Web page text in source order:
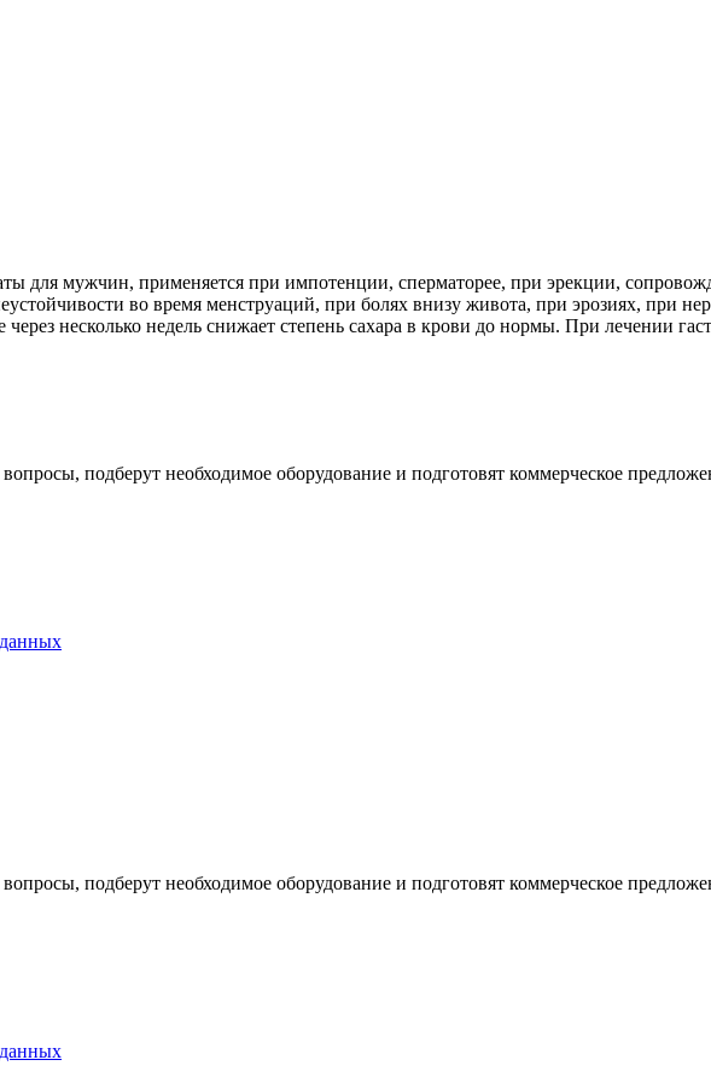
для мужчин, применяется при импотенции, сперматорее, при эрекции,
во время менструаций, при болях внизу живота, при эрозиях, при
несколько недель снижает степень сахара в крови до нормы. При лечении
подберут необходимое оборудование и подготовят коммерческое
подберут необходимое оборудование и подготовят коммерческое